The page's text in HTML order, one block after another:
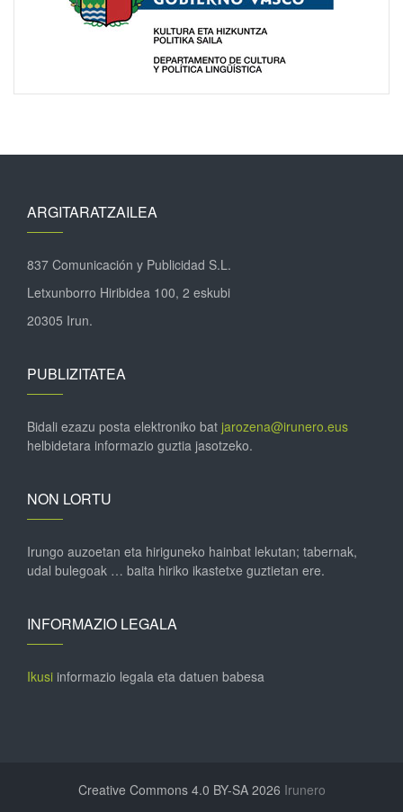
ARGITARATZAILEA
837 Comunicación y Publicidad S.L.
Letxunborro Hiribidea 100, 2 eskubi
20305 Irun.
PUBLIZITATEA
Bidali ezazu posta elektroniko bat jarozena@irunero.eus
helbidetara informazio guztia jasotzeko.
NON LORTU
Irungo auzoetan eta hiriguneko hainbat lekutan; tabernak,
udal bulegoak … baita hiriko ikastetxe guztietan ere.
INFORMAZIO LEGALA
Ikusi informazio legala eta datuen babesa
Creative Commons 4.0 BY-SA 2026 Irunero